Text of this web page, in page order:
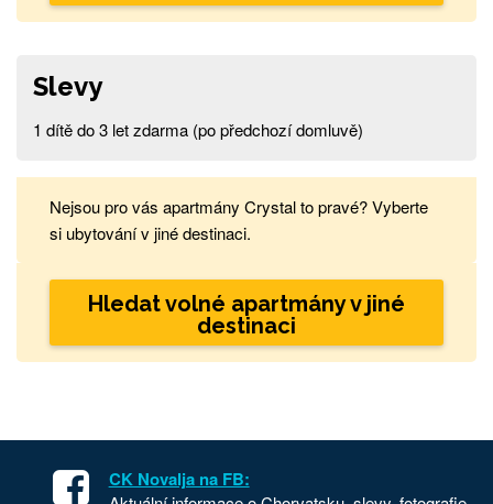
Slevy
1 dítě do 3 let zdarma (po předchozí domluvě)
Nejsou pro vás apartmány Crystal to pravé? Vyberte
si ubytování v jiné destinaci.
Hledat volné apartmány v jiné
destinaci
CK Novalja na FB: